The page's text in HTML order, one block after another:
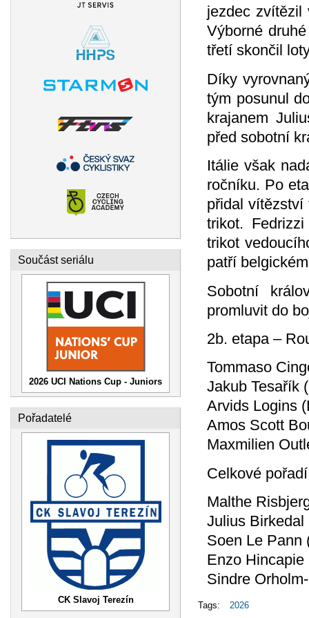
Součást seriálu
2026 UCI Nations Cup - Juniors
Pořadatelé
CK Slavoj Terezín
jezdec zvítězil
Výborné
třetí skončil
Díky
tým posunul
krajanem
před sobotní
Itálie však
ročníku. Po
přidal vítězství
trikot.
trikot
patří
Sobotní
promluvit do
2b. etapa –
Tommaso
Jakub Tesařík
Arvids Logins
Amos Scott
Maxmilien
Celkové
Malthe
Julius
Soen Le Pann
Enzo
Sindre
Tags: 2026